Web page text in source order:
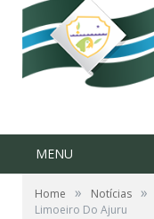
MENU
Home » Notícias »
Limoeiro Do Ajuru